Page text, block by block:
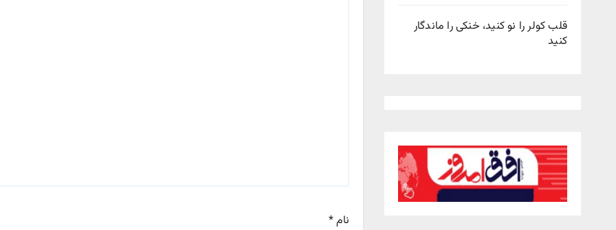
قلب کولر را نو کنید، خنکی را ماندگار
کنید
نام*